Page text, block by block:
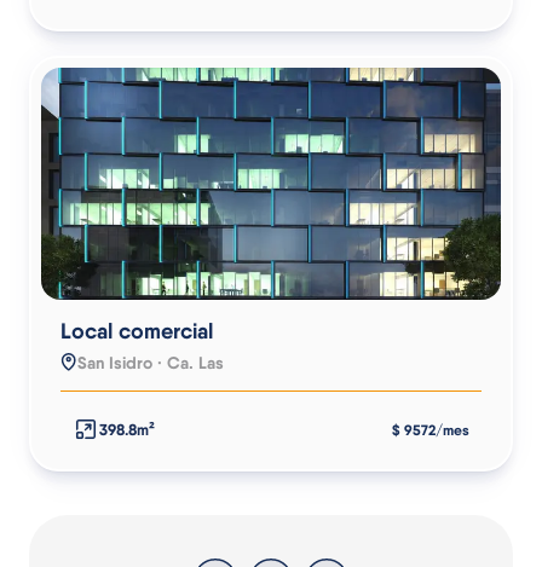
Local comercial
San Isidro · Ca. Las
398.8m² $ 9572/mes